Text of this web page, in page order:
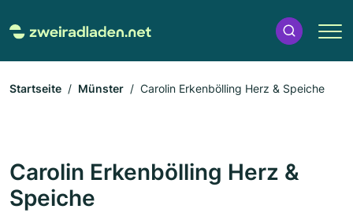
Startseite Münster Carolin Erkenbölling Herz & Speiche
Carolin Erkenbölling Herz &
Speiche